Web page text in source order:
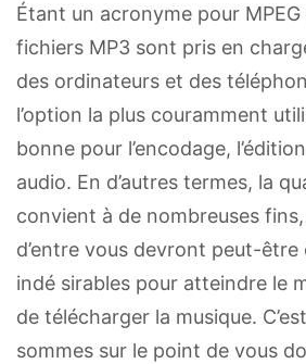
Étant un acronyme pour
fichiers MP3 sont pris en
des ordinateurs et des
l’option la plus couramment
bonne pour l’encodage,
audio. En d’autres termes, la
convient à de nombreuses
d’entre vous devront peut-
indé sirables pour atteindre le
de télécharger la musique.
sommes sur le point de vous